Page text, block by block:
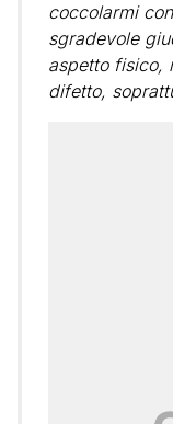
coccolarmi
sgradevole
aspetto fisico,
difetto,